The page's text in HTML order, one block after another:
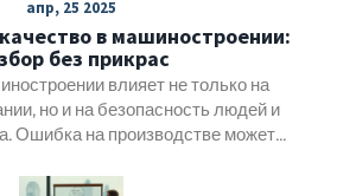
апр, 25 2025
в машиностроении:
без прикрас
влияет не только на
но и на безопасность людей и
Ошибка на производстве может
реальные примеры, на что именно